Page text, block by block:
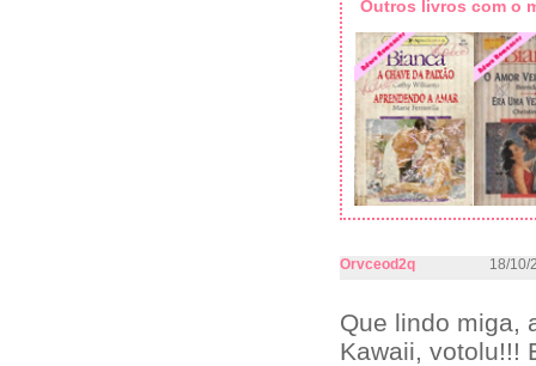
Outros livros com o
Orvceod2q 18/10/
Que lindo miga,
Kawaii, votolu!!!